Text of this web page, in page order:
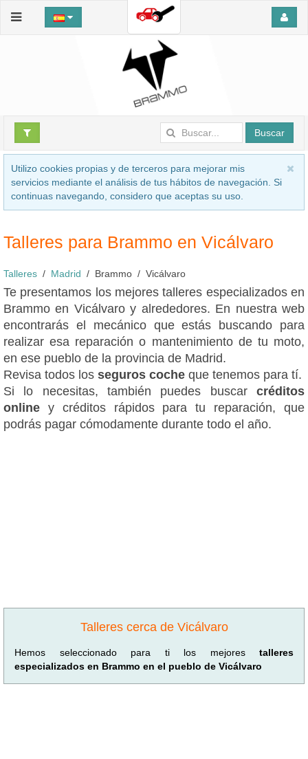
Buscar
Utilizo cookies propias y de terceros para mejorar mis
servicios mediante el análisis de tus hábitos de navegación. Si
continuas navegando, considero que aceptas su uso.
Talleres para Brammo en Vicálvaro
Talleres Madrid Brammo Vicálvaro
Te presentamos los mejores talleres especializados en
Brammo en Vicálvaro y alrededores. En nuestra web
encontrarás el mecánico que estás buscando para
realizar esa reparación o mantenimiento de tu moto,
en ese pueblo de la provincia de Madrid.
Revisa todos los seguros coche que tenemos para tí.
Si lo necesitas, también puedes buscar créditos
online y créditos rápidos para tu reparación, que
podrás pagar cómodamente durante todo el año.
Talleres cerca de Vicálvaro
Hemos seleccionado para ti los mejores talleres
especializados en Brammo en el pueblo de Vicálvaro